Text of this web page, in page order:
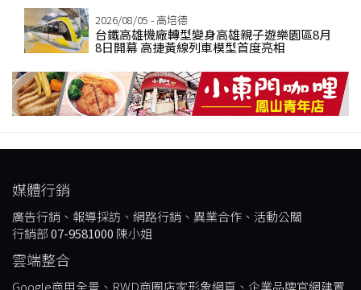
2026/08/05 - 高培德
台鐵高雄機廠轉型變身高雄親子遊樂園區8月
8日開幕 高捷黃線列車模型首度亮相
媒體行銷
廣告行銷、報導採訪、網路行銷、異業合作、活動公關
行銷部07-9581000 陳小姐
雲端整合